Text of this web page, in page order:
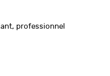
professionnel